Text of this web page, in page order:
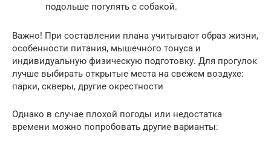
подольше погулять с собакой.
Важно! При составлении плана учитывают образ жизни,
особенности питания, мышечного тонуса и
индивидуальную физическую подготовку. Для прогулок
лучше выбирать открытые места на свежем воздухе:
парки, скверы, другие окрестности
Однако в случае плохой погоды или недостатка
времени можно попробовать другие варианты: